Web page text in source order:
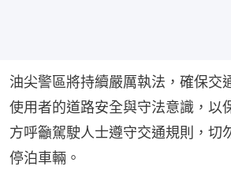
油尖警區將持續嚴厲執法，確保交
使用者的道路安全與守法意識，以
方呼籲駕駛人士遵守交通規則，切
停泊車輛。